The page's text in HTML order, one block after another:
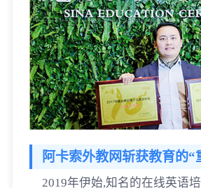
阿卡索外教网斩获教育的“
2019年伊始,知名的在线英语